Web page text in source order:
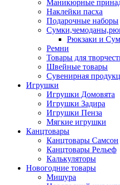
Маникюрные
Наклейки пасха
Подарочные наборы
Рюкзаки и
Ремни
Товары для
Швейные товары
Сувенирная
Игрушки
Игрушки Домовята
Игрушки Задира
Игрушки Пенза
Мягкие игрушки
Канцтовары
Канцтовары Самсон
Канцтовары Рельеф
Калькуляторы
Новогодние товары
Мишура